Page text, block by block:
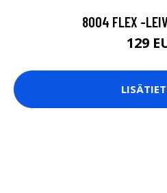
8004 FLEX -
129